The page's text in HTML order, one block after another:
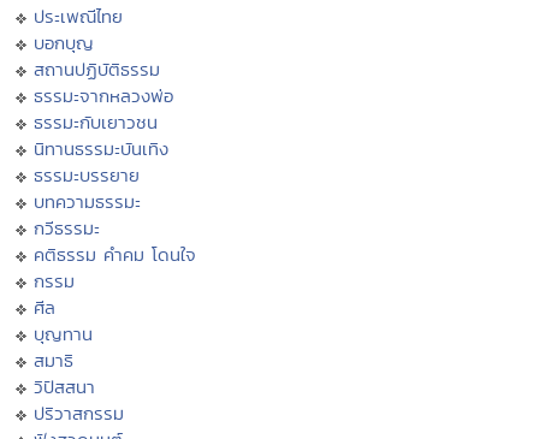
ประเพณีไทย
บอกบุญ
สถานปฏิบัติธรรม
ธรรมะจากหลวงพ่อ
ธรรมะกับเยาวชน
นิทานธรรมะบันเทิง
ธรรมะบรรยาย
บทความธรรมะ
กวีธรรมะ
คติธรรม คำคม โดนใจ
กรรม
ศีล
บุญทาน
สมาธิ
วิปัสสนา
ปริวาสกรรม